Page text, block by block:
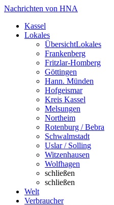
Nachrichten von HNA
Kassel
Lokales
ÜbersichtLokales
Frankenberg
Fritzlar-Homberg
Göttingen
Hann. Münden
Hofgeismar
Kreis Kassel
Melsungen
Northeim
Rotenburg / Bebra
Schwalmstadt
Uslar / Solling
Witzenhausen
Wolfhagen
schließen
schließen
Welt
Verbraucher